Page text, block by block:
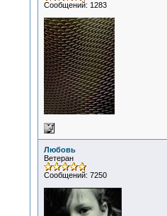
Сообщений: 1283
Любовь
Ветеран
Сообщений: 7250